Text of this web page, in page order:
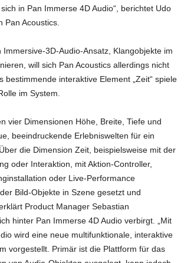
in Pan Immerse 4D Audio“, berichtet Udo
Pan Acoustics.
Immersive-3D-Audio-Ansatz, Klangobjekte im
will sich Pan Acoustics allerdings nicht
bestimmende interaktive Element „Zeit“ spiele
im System.
vier Dimensionen Höhe, Breite, Tiefe und
beeindruckende Erlebniswelten für ein
die Dimension Zeit, beispielsweise mit der
oder Interaktion, mit Aktion-Controller,
oder Live-Performance
Bild-Objekte in Szene gesetzt und
Product Manager Sebastian
hinter Pan Immerse 4D Audio verbirgt. „Mit
wird eine neue multifunktionale, interaktive
vorgestellt. Primär ist die Plattform für das